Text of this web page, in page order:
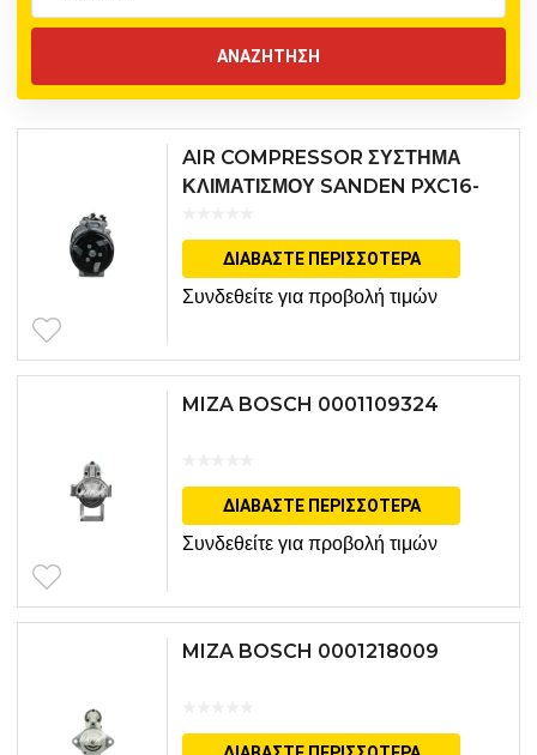
AIR COMPRESSOR ΣΥΣΤΗΜΑ
ΚΛΙΜΑΤΙΣΜΟΥ SANDEN PXC16-
ΔΙΑΒΆΣΤΕ ΠΕΡΙΣΣΌΤΕΡΑ
Συνδεθείτε για προβολή τιμών
MIZA BOSCH 0001109324
ΔΙΑΒΆΣΤΕ ΠΕΡΙΣΣΌΤΕΡΑ
Συνδεθείτε για προβολή τιμών
MIZA BOSCH 0001218009